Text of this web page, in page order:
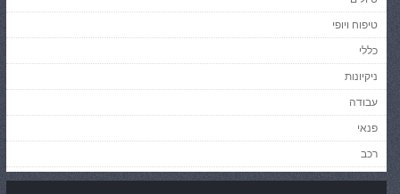
טיפוח ויופי
כללי
ניקיונות
עבודה
פנאי
רכב